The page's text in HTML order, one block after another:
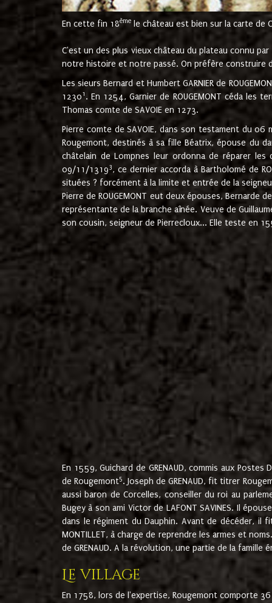
En cette fin 18ème le château est bien sur la carte de
C'est un des plus vieux château du plateau connu
notre histoire et notre passé. On préfère construire
Les sieurs Bernard et Humbert GARNIER de
12301 . En 1254, Garnier de ROUGEMONT céda les
Thomas comte de SAVOIE en 1273.
Pierre comte de SAVOIE, dans son testament du
Rougemont, destinés à sa fille Béatrix, épouse du
châtelain de Lompnes leur ordonna de réparer les
09/11/13193, ce dernier accorda à Bartholomé de
situées ? forcément à la limite et entrée de la
Pierre de ROUGEMONT eut deux épouses, Bernarde
représentante de la branche aînée. Veuve de
son cousin, seigneur de Pierrecloux... Elle teste en
En 1559, Guichard de GRENAUD, commis aux
de Rougemont5. Joseph de GRENAUD, fit titrer
aussi baron de Corcelles, conseiller du roi au
Bugey à son ami Victor de LAFONT SAVINES. Il
dans le régiment du Dauphin. Avant de décéder, il
MONTILLET, à charge de reprendre les armes et
de GRENAUD. A la révolution, une partie de la famille
Le village
En 1758, lors de l'expertise, Rougemont comporte